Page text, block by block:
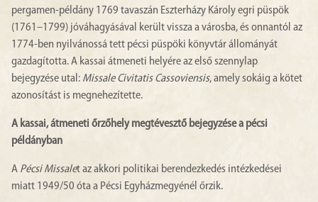
pergamen-példány 1769 tavaszán Eszterházy Károly egri püspök
(1761–1799) jóváhagyásával került vissza a városba, és onnantól az
1774-ben nyilvánossá tett pécsi püspöki könyvtár állományát
gazdagította. A kassai átmeneti helyére az első szennylap
bejegyzése utal: Missale Civitatis Cassoviensis, amely sokáig a kötet
azonosítást is megnehezítette.
A kassai, átmeneti őrzőhely megtévesztő bejegyzése a pécsi
példányban
A Pécsi Missalet az akkori politikai berendezkedés intézkedései
miatt 1949/50 óta a Pécsi Egyházmegyénél őrzik.